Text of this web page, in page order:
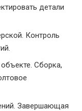
детали
Контроль
Сборка,
Завершающая